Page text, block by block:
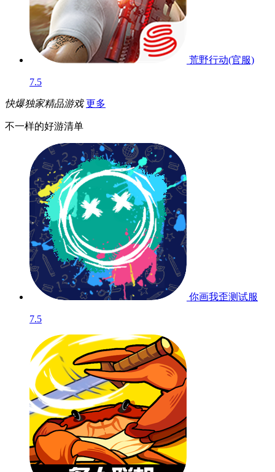
荒野行动(官服)
7.5
快爆独家精品游戏 更多
不一样的好游清单
你画我歪测试服
7.5